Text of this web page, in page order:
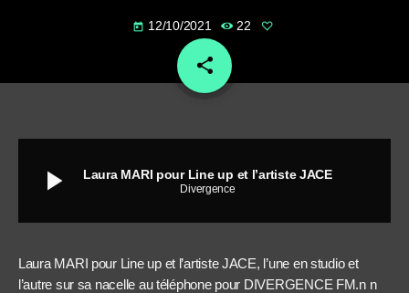
today 12/10/2021 22
share
email
play_arrow Laura MARI pour Line up et l’artiste JACE
Divergence
Laura MARI pour Line up et l’artiste JACE, l’une en studio et
l’autre sur sa nacelle au téléphone pour DIVERGENCE FM.n n